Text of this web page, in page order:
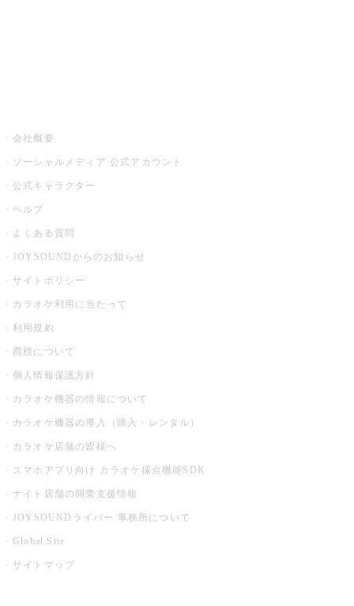
会社概要
ソーシャルメディア 公式アカウント
公式キャラクター
ヘルプ
よくある質問
JOYSOUNDからのお知らせ
サイトポリシー
カラオケ利用に当たって
利用規約
商標について
個人情報保護方針
カラオケ機器の情報について
カラオケ機器の導入（購入・レンタル）
カラオケ店舗の皆様へ
スマホアプリ向け カラオケ採点機能SDK
ナイト店舗の開業支援情報
JOYSOUNDライバー 事務所について
Global Site
サイトマップ